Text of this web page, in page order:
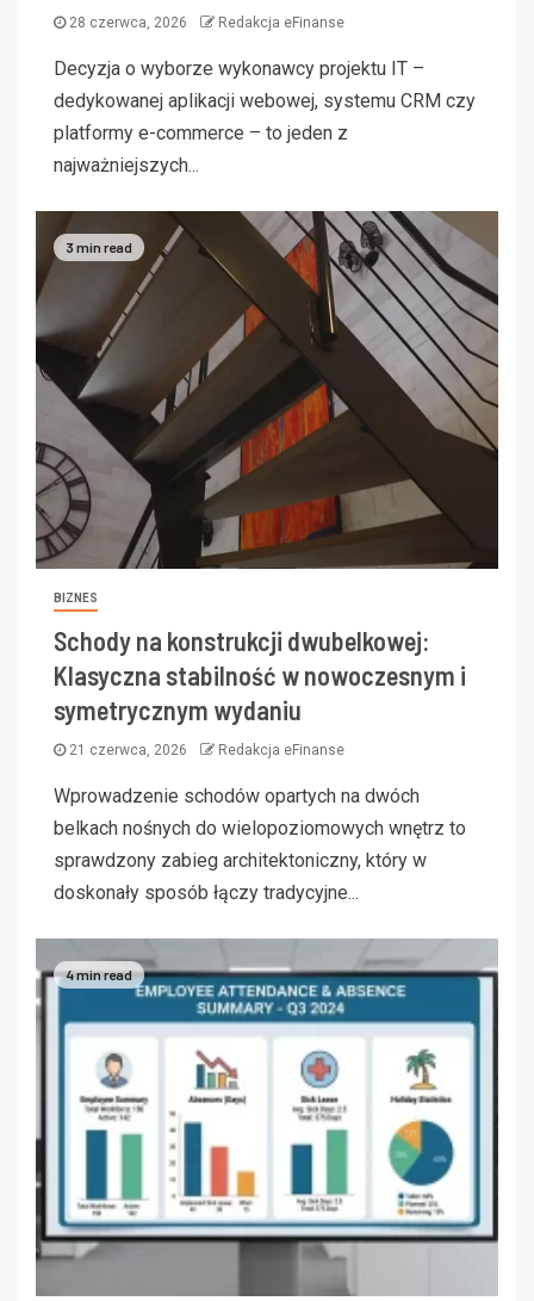
28 czerwca, 2026 Redakcja eFinanse
Decyzja o wyborze wykonawcy projektu IT –
dedykowanej aplikacji webowej, systemu CRM czy
platformy e-commerce – to jeden z
najważniejszych...
3 min read
BIZNES
Schody na konstrukcji dwubelkowej:
Klasyczna stabilność w nowoczesnym i
symetrycznym wydaniu
21 czerwca, 2026 Redakcja eFinanse
Wprowadzenie schodów opartych na dwóch
belkach nośnych do wielopoziomowych wnętrz to
sprawdzony zabieg architektoniczny, który w
doskonały sposób łączy tradycyjne...
4 min read